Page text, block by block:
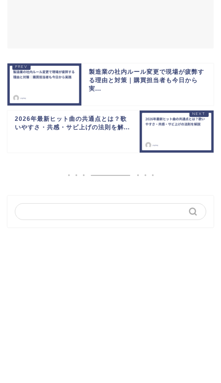
製造業の社内ルール変更で現場が疲弊す
る理由と対策｜購買担当者も今日から
実...
2026年最新ヒット曲の共通点とは？歌
いやすさ・共感・サビ上げの法則を解...